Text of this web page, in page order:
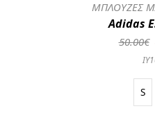
ΜΠΛΟΥΖΕΣ
Adidas
50.00€
S